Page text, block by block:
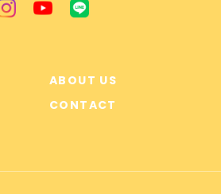
ABOUT US
CONTACT